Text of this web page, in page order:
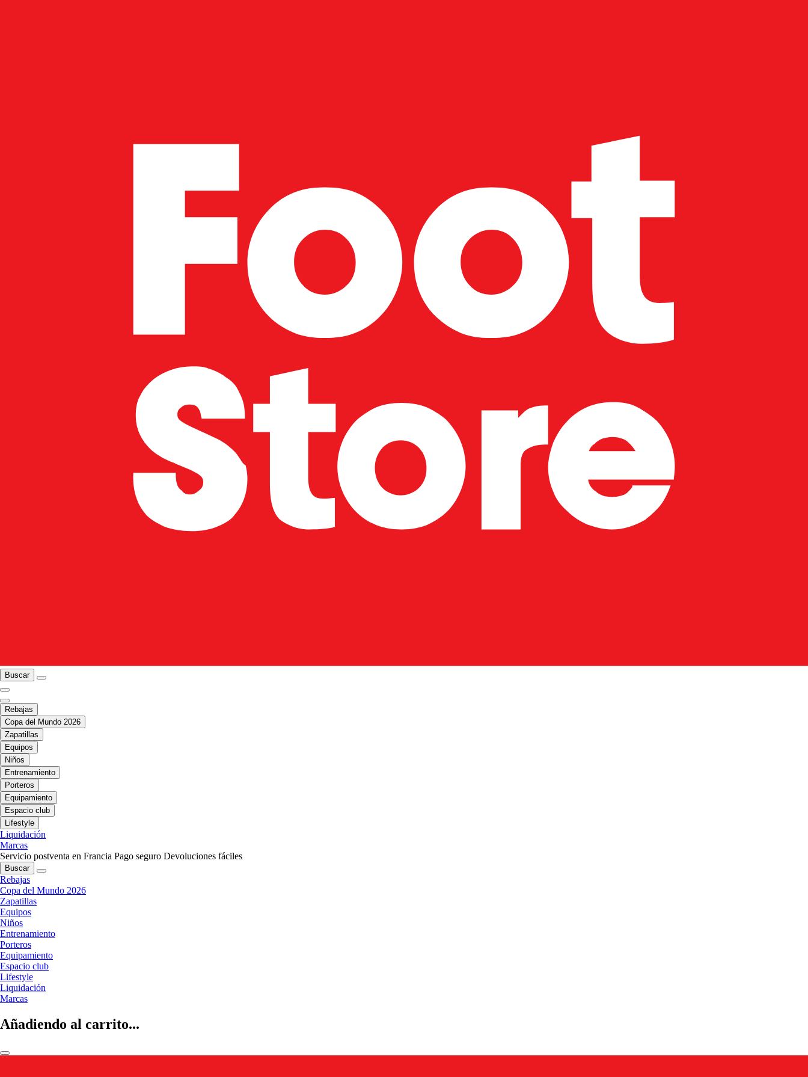
Buscar
Rebajas
Copa del Mundo 2026
Zapatillas
Equipos
Niños
Entrenamiento
Porteros
Equipamiento
Espacio club
Lifestyle
Liquidación
Marcas
Servicio postventa en Francia Pago seguro Devoluciones fáciles
Buscar
Rebajas
Copa del Mundo 2026
Zapatillas
Equipos
Niños
Entrenamiento
Porteros
Equipamiento
Espacio club
Lifestyle
Liquidación
Marcas
Añadiendo al carrito...